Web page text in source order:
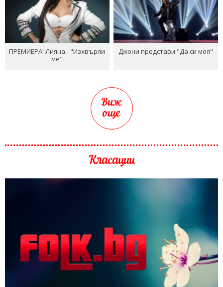
ПРЕМИЕРА! Лияна - "Изхвърли
ме"
Джони представи "Да си моя"
Виж
още
Класации